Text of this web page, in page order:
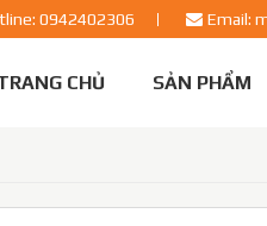
0942402306 Email:
CHỦ SẢN PHẨM